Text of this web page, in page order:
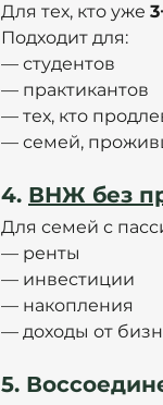
Для тех, кто уже
Подходит для:
— студентов
— практикантов
— тех, кто
— семей,
4. ВНЖ без
Для семей с
— ренты
— инвестиции
— накопления
— доходы от
5.